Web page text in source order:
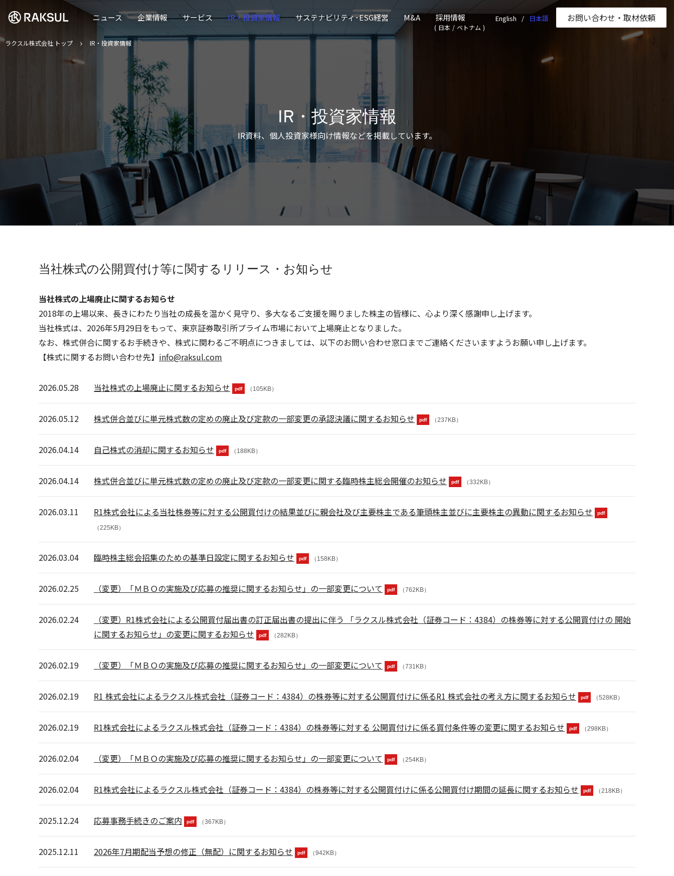
ラクスル株式会社 | ラクスル株式会社の公式企業サイトです
ニュース 企業情報 サービス IR・投資家情報 サステナビリティ･ESG経営 M&A 採用情報
日本 / ベトナム
English 日本語 お問い合わせ ・取材依頼
ラクスル株式会社 トップ IR・投資家情報
IR・投資家情報
IR資料、個人投資家様向け情報などを掲載しています。
当社株式の公開買付け等に関するリリース・お知らせ
当社株式の上場廃止に関するお知らせ
2018年の上場以来、長きにわたり当社の成長を温かく見守り、多大なるご支援を賜りました株主の皆様に、心より深く感謝申し上げます。
当社株式は、2026年5月29日をもって、東京証券取引所プライム市場において上場廃止となりました。
なお、株式併合に関するお手続きや、株式に関わるご不明点につきましては、以下のお問い合わせ窓口までご連絡くださいますようお願い申し上げます。
【株式に関するお問い合わせ先】 info@raksul.com
2026.05.28 当社株式の上場廃止に関するお知らせ pdf （105KB）
2026.05.12 株式併合並びに単元株式数の定めの廃止及び定款の一部変更の承認決議に関するお知らせ pdf （237KB）
2026.04.14 自己株式の消却に関するお知らせ pdf （188KB）
2026.04.14 株式併合並びに単元株式数の定めの廃止及び定款の一部変更に関する臨時株主総会開催のお知らせ pdf （332KB）
2026.03.11 R1株式会社による当社株券等に対する公開買付けの結果並びに親会社及び主要株主である筆頭株主並びに主要株主の異動に関するお知らせ pdf
（225KB）
2026.03.04 臨時株主総会招集のための基準日設定に関するお知らせ pdf （158KB）
2026.02.25 （変更）「ＭＢＯの実施及び応募の推奨に関するお知らせ」の一部変更について pdf （762KB）
2026.02.24
（変更）R1株式会社による公開買付届出書の訂正届出書の提出に伴う 「ラクスル株式会社（証券コード：4384）の株券等に対する公開買付けの 開始
に関するお知らせ」の変更に関するお知らせ
pdf （282KB）
2026.02.19 （変更）「ＭＢＯの実施及び応募の推奨に関するお知らせ」の一部変更について pdf （731KB）
2026.02.19 R1 株式会社によるラクスル株式会社（証券コード：4384）の株券等に対する公開買付けに係るR1 株式会社の考え方に関するお知らせ pdf （528KB）
2026.02.19 R1株式会社によるラクスル株式会社（証券コード：4384）の株券等に対する 公開買付けに係る買付条件等の変更に関するお知らせ pdf （298KB）
2026.02.04 （変更）「ＭＢＯの実施及び応募の推奨に関するお知らせ」の一部変更について pdf （254KB）
2026.02.04 R1株式会社によるラクスル株式会社（証券コード：4384）の株券等に対する公開買付けに係る公開買付け期間の延長に関するお知らせ pdf （218KB）
2025.12.24 応募事務手続きのご案内 pdf （367KB）
2025.12.11 2026年7月期配当予想の修正（無配）に関するお知らせ pdf （942KB）